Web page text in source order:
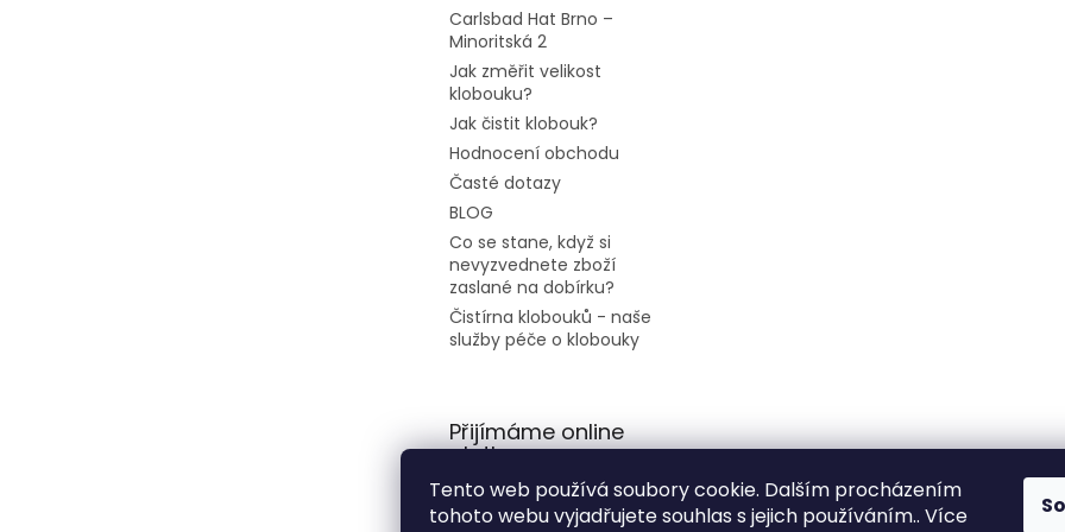
Tento web používá soubory cookie. Dalším procházením
tohoto webu vyjadřujete souhlas s jejich používáním.. Více
Carlsbad Hat Brno –
Minoritská 2
Jak změřit velikost
klobouku?
Jak čistit klobouk?
Hodnocení obchodu
Časté dotazy
BLOG
Co se stane, když si
nevyzvednete zboží
zaslané na dobírku?
Čistírna klobouků - naše
služby péče o klobouky
Přijímáme online
platby